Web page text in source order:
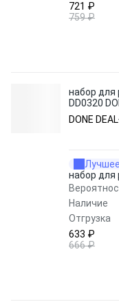
721 ₽
759 ₽
набор для
DD0320
DONE DEAL
набор для
Наличие
Отгрузка
633 ₽
666 ₽